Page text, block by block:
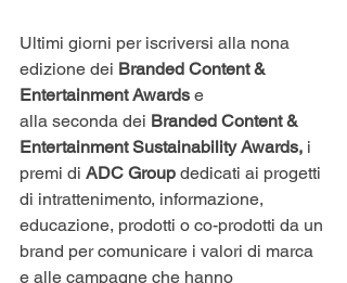
Ultimi giorni per iscriversi alla nona
edizione dei Branded Content &
Entertainment Awards e
alla seconda dei Branded Content &
Entertainment Sustainability Awards, i
premi di ADC Group dedicati ai progetti
di intrattenimento, informazione,
educazione, prodotti o co-prodotti da un
brand per comunicare i valori di marca
e alle campagne che hanno